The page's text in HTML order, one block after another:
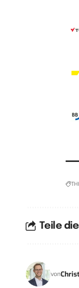
Teile
von